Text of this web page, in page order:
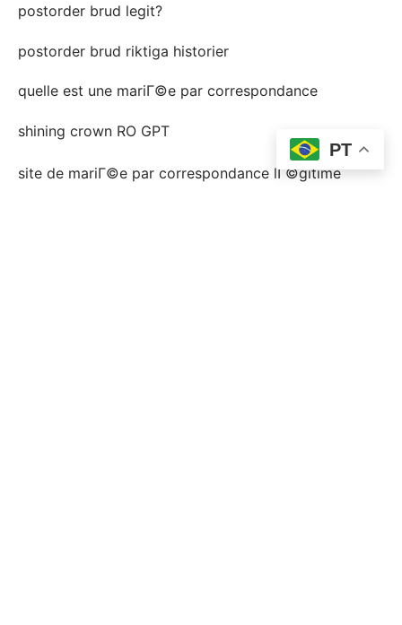
postorder brud legit?
postorder brud riktiga historier
quelle est une mariГ©e par correspondance
shining crown RO GPT
site de mariГ©e par correspondance lГ©gitime
PT